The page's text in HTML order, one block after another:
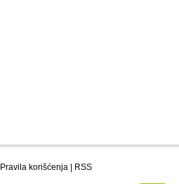
Pravila korišćenja | RSS